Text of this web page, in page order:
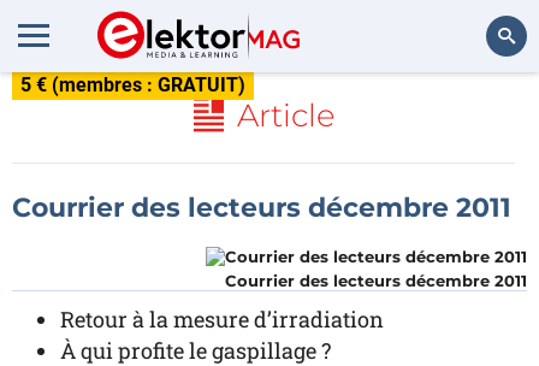
5 € (membres : GRATUIT)
Article
Courrier des lecteurs décembre 2011
Courrier des lecteurs décembre 2011
Retour à la mesure d’irradiation
À qui profite le gaspillage ?